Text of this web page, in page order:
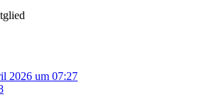
2026 um 07:27